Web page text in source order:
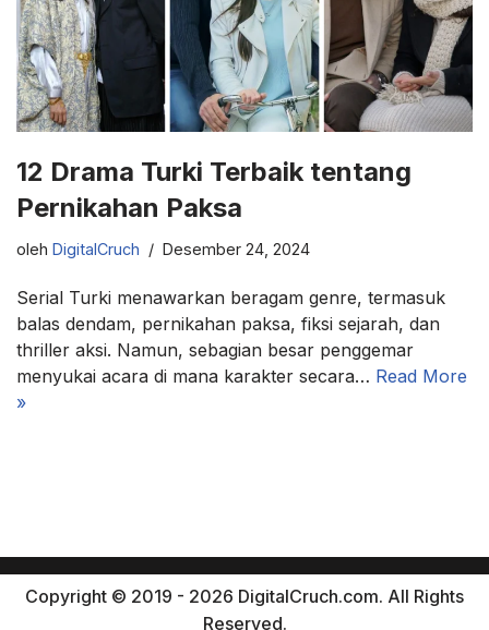
12 Drama Turki Terbaik tentang
Pernikahan Paksa
oleh DigitalCruch Desember 24, 2024
Serial Turki menawarkan beragam genre, termasuk
balas dendam, pernikahan paksa, fiksi sejarah, dan
thriller aksi. Namun, sebagian besar penggemar
menyukai acara di mana karakter secara… Read More
»
Copyright © 2019 - 2026 DigitalCruch.com. All Rights
Reserved.